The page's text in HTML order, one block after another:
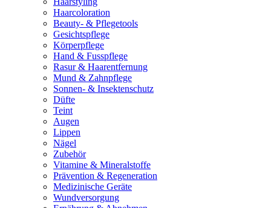
Haarcoloration
Beauty- & Pflegetools
Gesichtspflege
Körperpflege
Hand & Fusspflege
Rasur & Haarentfernung
Mund & Zahnpflege
Sonnen- & Insektenschutz
Düfte
Teint
Augen
Lippen
Nägel
Zubehör
Vitamine & Mineralstoffe
Prävention & Regeneration
Medizinische Geräte
Wundversorgung